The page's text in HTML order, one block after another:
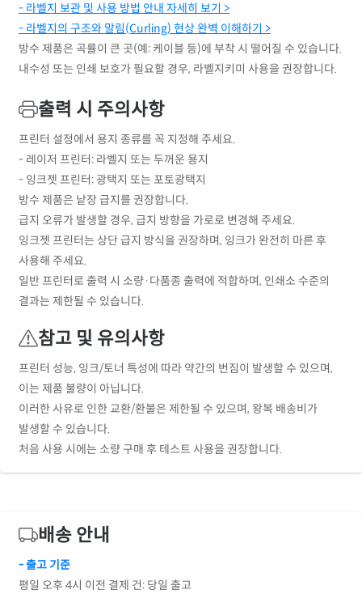
- 라벨지 보관 및 사용 방법 안내 자세히 보기 >
- 라벨지의 구조와 말림(Curling) 현상 완벽 이해하기 >
방수 제품은 곡률이 큰 곳(예: 케이블 등)에 부착 시 떨어질 수 있습니다.
내수성 또는 인쇄 보호가 필요할 경우, 라벨지키미 사용을 권장합니다.
출력 시 주의사항
프린터 설정에서 용지 종류를 꼭 지정해 주세요.
- 레이저 프린터: 라벨지 또는 두꺼운 용지
- 잉크젯 프린터: 광택지 또는 포토광택지
방수 제품은 낱장 급지를 권장합니다.
급지 오류가 발생할 경우, 급지 방향을 가로로 변경해 주세요.
잉크젯 프린터는 상단 급지 방식을 권장하며, 잉크가 완전히 마른 후
사용해 주세요.
일반 프린터로 출력 시 소량·다품종 출력에 적합하며, 인쇄소 수준의
결과는 제한될 수 있습니다.
참고 및 유의사항
프린터 성능, 잉크/토너 특성에 따라 약간의 번짐이 발생할 수 있으며,
이는 제품 불량이 아닙니다.
이러한 사유로 인한 교환/환불은 제한될 수 있으며, 왕복 배송비가
발생할 수 있습니다.
처음 사용 시에는 소량 구매 후 테스트 사용을 권장합니다.
배송 안내
- 출고 기준
평일 오후 4시 이전 결제 건: 당일 출고